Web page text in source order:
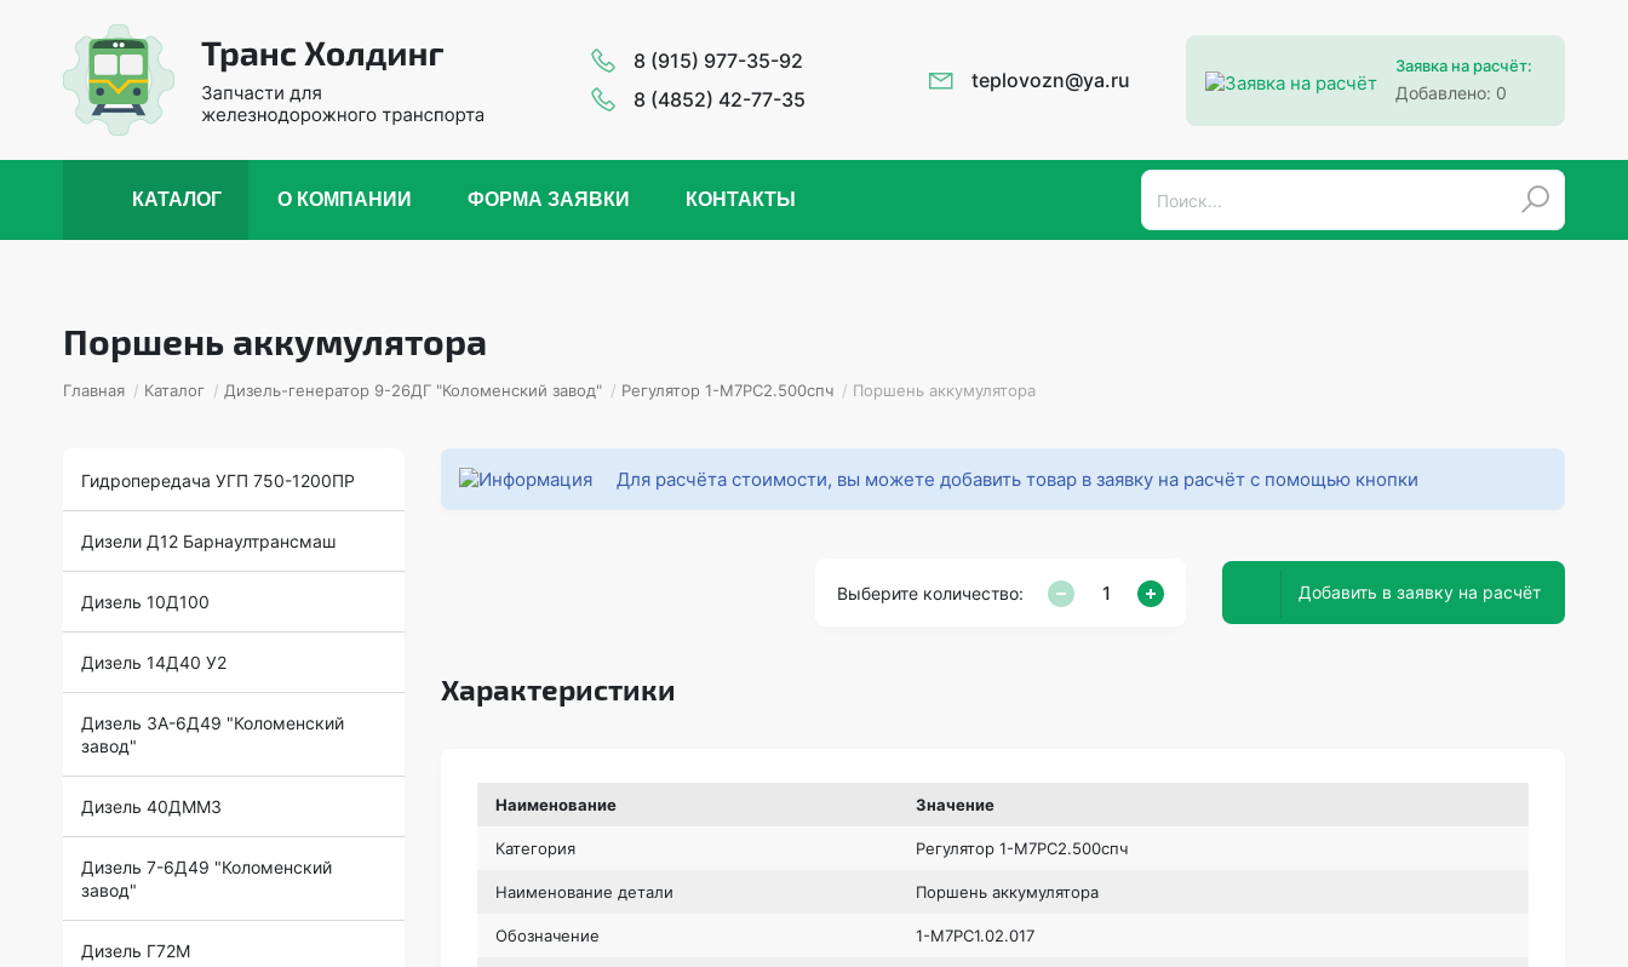
8 (915) 977-35-92
8 (4852) 42-77-35
teplovozn@ya.ru
Заявка на расчёт:
Добавлено: 0
КАТАЛОГ О КОМПАНИИ ФОРМА ЗАЯВКИ КОНТАКТЫ
Поршень аккумулятора
Главная / Каталог / Дизель-генератор 9-26ДГ "Коломенский завод" / Регулятор 1-М7РС2.500спч / Поршень аккумулятора
Гидропередача УГП 750-1200ПР
Дизели Д12 Барнаултрансмаш
Дизель 10Д100
Дизель 14Д40 У2
Дизель 3А-6Д49 "Коломенский
завод"
Дизель 40ДММЗ
Дизель 7-6Д49 "Коломенский
завод"
Дизель Г72М
Для расчёта стоимости, вы можете добавить товар в заявку на расчёт с помощью кнопки
Выберите количество: Добавить в заявку на расчёт
Характеристики
Наименование Значение
Категория Регулятор 1-М7РС2.500спч
Наименование детали Поршень аккумулятора
Обозначение 1-М7РС1.02.017